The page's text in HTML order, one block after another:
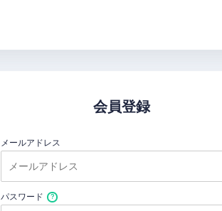
会員登録
メールアドレス
パスワード